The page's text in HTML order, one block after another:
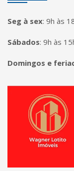
Seg à sex: 9h às
Sábados: 9h às
Domingos e
Página inicial